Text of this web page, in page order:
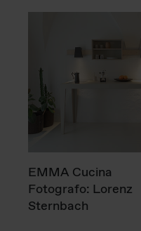
EMMA Cucina
Fotografo: Lorenz
Sternbach